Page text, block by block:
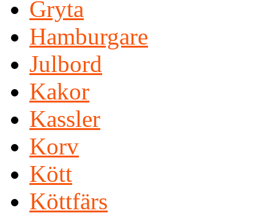
Gryta
Hamburgare
Julbord
Kakor
Kassler
Korv
Kött
Köttfärs